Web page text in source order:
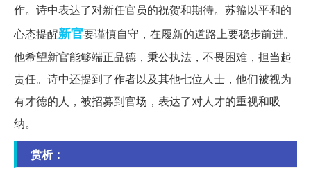
作。诗中表达了对新任官员的祝贺和期待。苏籀以平和的
心态提醒新官要谨慎自守，在履新的道路上要稳步前进。
他希望新官能够端正品德，秉公执法，不畏困难，担当起
责任。诗中还提到了作者以及其他七位人士，他们被视为
有才德的人，被招募到官场，表达了对人才的重视和吸
纳。
赏析：